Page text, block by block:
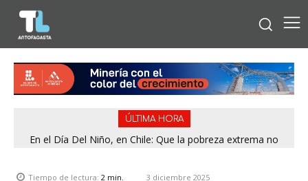
ÚLTIMA HORA
En el Día Del Niño, en Chile: Que la pobreza extrema no
Tiempo de lectura: 2 min. 3 diciembre 2025